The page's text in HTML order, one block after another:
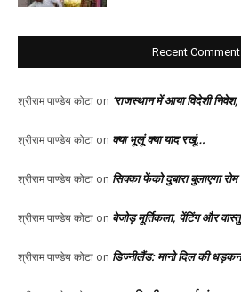
Recent
श्रीराम पाण्डेय कोटा on ‘राजस्थान में आया विदेशी
श्रीराम पाण्डेय कोटा on क्या भूलूं क्या याद रखूं…
श्रीराम पाण्डेय कोटा on सिक्का फेंको दुबारा बुलाएगा रोम
श्रीराम पाण्डेय कोटा on बेजोड़ मूर्तिकला, पेंटिंग और
श्रीराम पाण्डेय कोटा on डिज्नीलैंड: मानो दिल की